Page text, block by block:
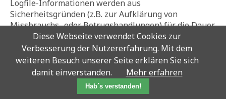
Logfile-Informationen werden aus
Sicherheitsgründen (z.B. zur Aufklärung von
Missbrauchs- oder Betrugshandlungen) für die Dauer
von maximal 7 Tagen gespeichert und danach
gelöscht. Daten, deren weitere Aufbewahrung zu
Beweiszwecken erforderlich ist, sind bis zur
endgültigen Klärung des jeweiligen Vorfalls von der
Löschung ausgenommen.
Diese Webseite verwendet Cookies zur
Verbesserung der Nutzererfahrung. Mit dem
weiteren Besuch unserer Seite erklären Sie sich
damit einverstanden.
Mehr erfahren
Hab´s verstanden!